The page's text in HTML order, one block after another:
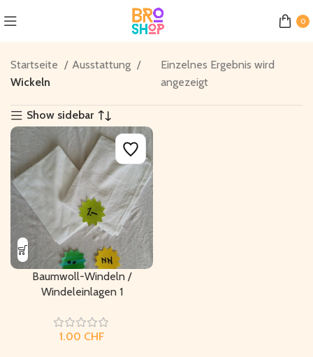
0
Startseite
Ausstattung
Wickeln
Einzelnes Ergebnis wird
angezeigt
Show sidebar
Baumwoll-Windeln /
Windeleinlagen 1
CHF